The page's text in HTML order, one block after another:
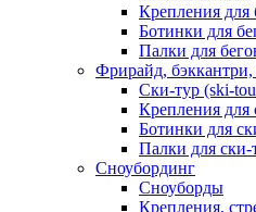
Крепления
Ботинки для
Палки для
Фрирайд, бэккантри,
Ски-тур (ski-
Крепления для
Ботинки для
Палки для ски-
Сноубординг
Сноуборды
Крепления,